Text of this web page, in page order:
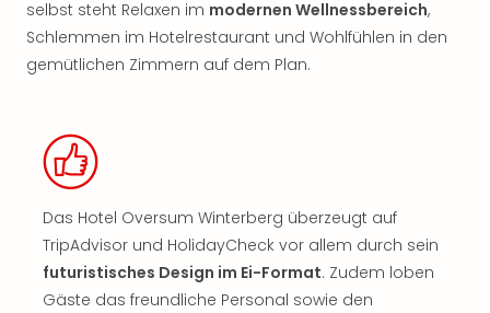
selbst steht Relaxen im modernen Wellnessbereich,
Schlemmen im Hotelrestaurant und Wohlfühlen in den
gemütlichen Zimmern auf dem Plan.
Das Hotel Oversum Winterberg überzeugt auf
TripAdvisor und HolidayCheck vor allem durch sein
futuristisches Design im Ei-Format. Zudem loben
Gäste das freundliche Personal sowie den